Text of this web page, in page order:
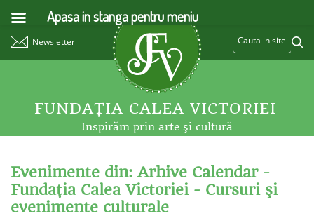
Newsletter
FUNDAŢIA CALEA VICTORIEI
Inspirăm prin arte şi cultură
Evenimente din: Arhive Calendar -
Fundaţia Calea Victoriei - Cursuri şi
evenimente culturale
Apasa in stanga pentru meniu